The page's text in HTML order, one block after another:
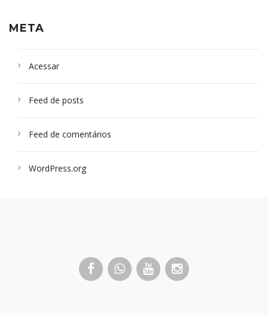
META
Acessar
Feed de posts
Feed de comentários
WordPress.org